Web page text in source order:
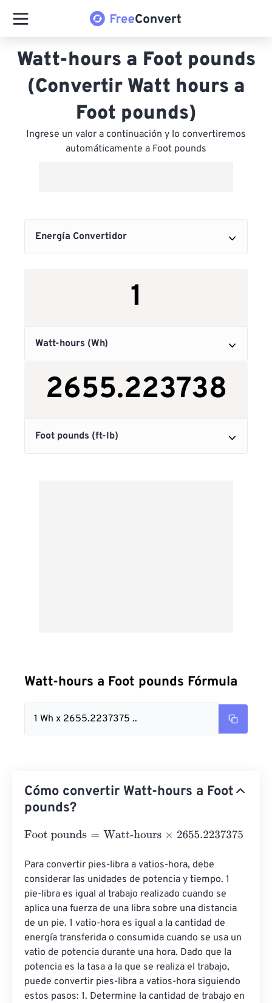
Watt-hours a Foot pounds
(Convertir Watt hours a
Foot pounds)
Ingrese un valor a continuación y lo convertiremos
automáticamente a Foot pounds
Watt-hours a Foot pounds Fórmula
1 Wh x 2655.2237375 ..
Cómo convertir Watt-hours a Foot
pounds?
Foot pounds=Watt-hours×2655.2237375
Para convertir pies-libra a vatios-hora, debe
considerar las unidades de potencia y tiempo. 1
pie-libra es igual al trabajo realizado cuando se
aplica una fuerza de una libra sobre una distancia
de un pie. 1 vatio-hora es igual a la cantidad de
energía transferida o consumida cuando se usa un
vatio de potencia durante una hora. Dado que la
potencia es la tasa a la que se realiza el trabajo,
puede convertir pies-libra a vatios-hora siguiendo
estos pasos: 1. Determine la cantidad de trabajo en